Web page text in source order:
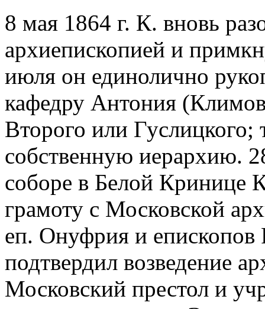
8 мая 1864 г. К. вновь
архиепископией и
июля он единолично
кафедру Антония
Второго или
собственную иерархию.
соборе в Белой Кринице
грамоту с Московской
еп. Онуфрия и епископов
подтвердил возведение
Московский престол и